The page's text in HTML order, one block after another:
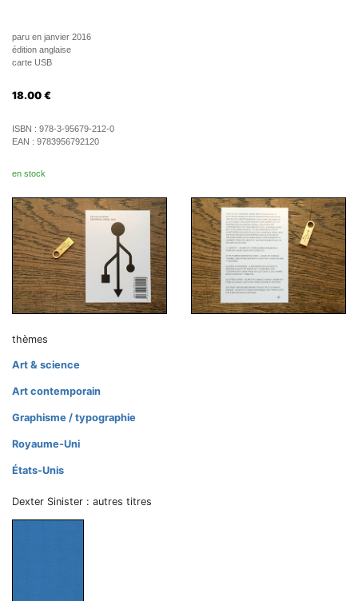
paru en janvier 2016
édition anglaise
carte USB
18.00 €
ISBN : 978-3-95679-212-0
EAN : 9783956792120
en stock
thèmes
Art & science
Art contemporain
Graphisme / typographie
Royaume-Uni
États-Unis
Dexter Sinister : autres titres